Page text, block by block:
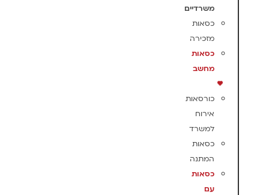
משרדיים
כסאות
מזכירה
כסאות
מחשב
כורסאות
אירוח
למשרד
כסאות
המתנה
כסאות
עם